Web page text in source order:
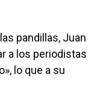
pandillas, Juan
a los periodistas
lo que a su